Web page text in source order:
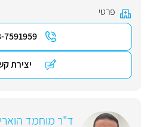
פרטי
7591959
יצירת
ד"ר מוחמד הוארי